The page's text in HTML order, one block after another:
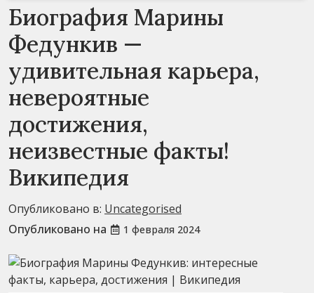
Биография Марины
Федункив —
удивительная карьера,
невероятные
достижения,
неизвестные факты!
Википедия
Опубликовано в: Uncategorised
Опубликовано на
1 февраля 2024